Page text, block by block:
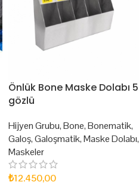
Önlük Bone Maske Dolabı 5
gözlü
Hijyen Grubu,Bone,Bonematik,
Galoş,Galoşmatik,Maske Dolabı,
Maskeler
₺12.450,00